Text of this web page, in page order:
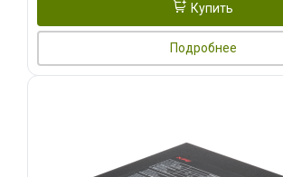
Купить
Подробнее